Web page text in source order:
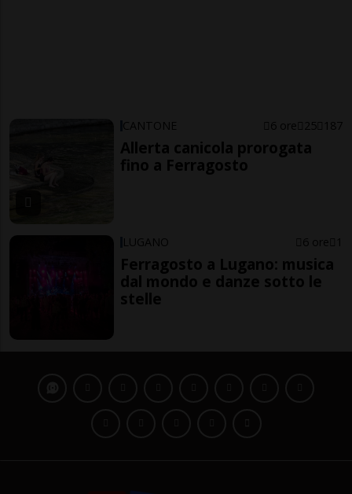
CANTONE 6 ore 25 187
Allerta canicola prorogata
fino a Ferragosto
LUGANO 6 ore 1
Ferragosto a Lugano: musica
dal mondo e danze sotto le
stelle